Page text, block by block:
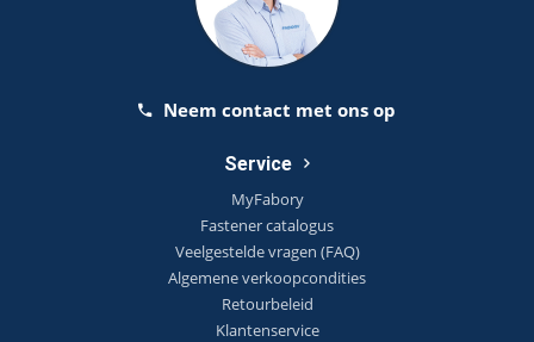
Neem contact met ons op
Service
MyFabory
Fastener catalogus
Veelgestelde vragen (FAQ)
Algemene verkoopcondities
Retourbeleid
Klantenservice